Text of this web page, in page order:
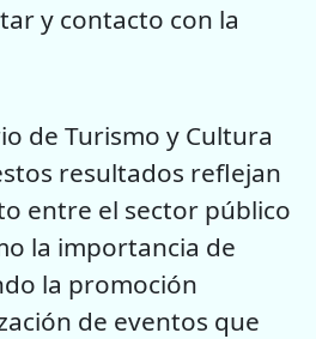
y contacto con la
de Turismo y Cultura
resultados reflejan
entre el sector público
la importancia de
la promoción
de eventos que